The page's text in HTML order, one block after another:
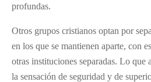
profundas.
Otros grupos cristianos optan por
en los que se mantienen aparte, con
otras instituciones separadas. Lo que
la sensación de seguridad y de